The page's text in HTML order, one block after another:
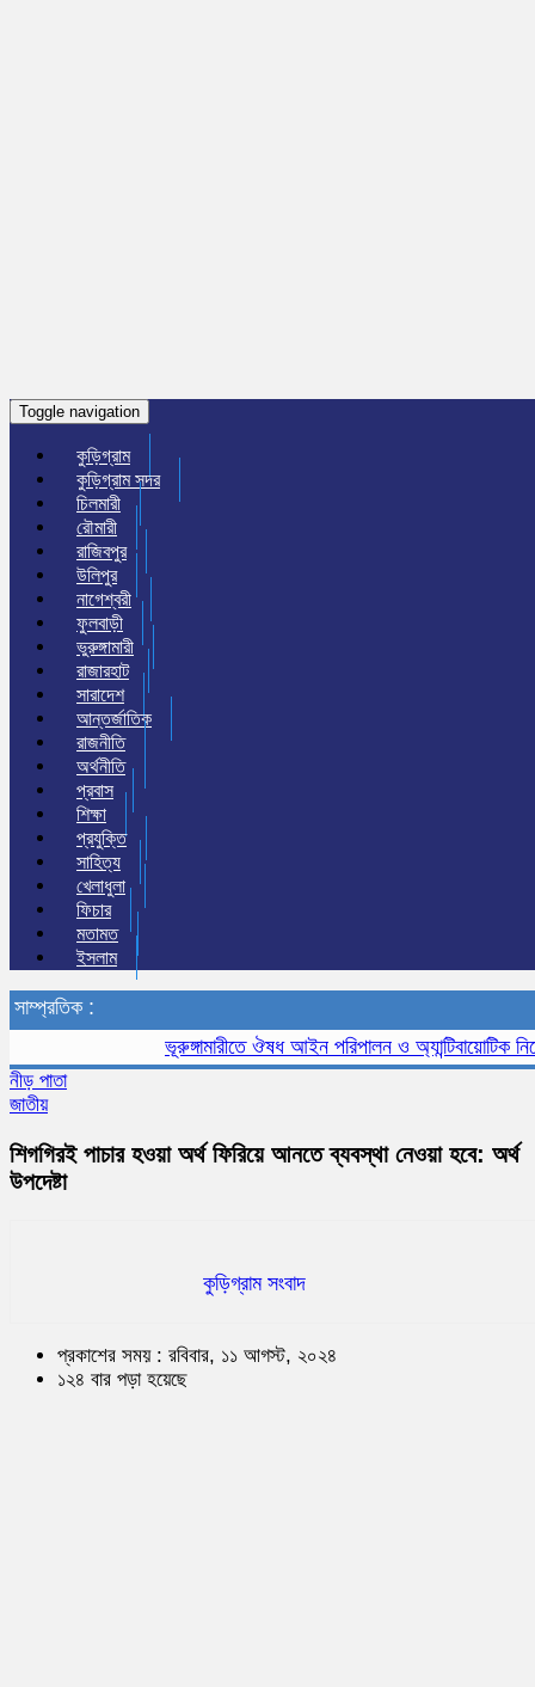
Toggle navigation
কুড়িগ্রাম
কুড়িগ্রাম সদর
চিলমারী
রৌমারী
রাজিবপুর
উলিপুর
নাগেশ্বরী
ফুলবাড়ী
ভুরুঙ্গামারী
রাজারহাট
সারাদেশ
আন্তর্জাতিক
রাজনীতি
অর্থনীতি
প্রবাস
শিক্ষা
প্রযুক্তি
সাহিত্য
খেলাধুলা
ফিচার
মতামত
ইসলাম
সাম্প্রতিক :
ভূরুঙ্গামারীতে ঔষধ আইন পরিপালন ও অ্যান্টিবায়োটিক নিয়ে
নীড় পাতা
জাতীয়
শিগগিরই পাচার হওয়া অর্থ ফিরিয়ে আনতে ব্যবস্থা নেওয়া হবে: অর্থ
উপদেষ্টা
কুড়িগ্রাম সংবাদ
প্রকাশের সময় : রবিবার, ১১ আগস্ট, ২০২৪
১২৪ বার পড়া হয়েছে